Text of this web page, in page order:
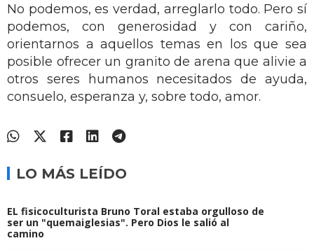
No podemos, es verdad, arreglarlo todo. Pero sí
podemos, con generosidad y con cariño,
orientarnos a aquellos temas en los que sea
posible ofrecer un granito de arena que alivie a
otros seres humanos necesitados de ayuda,
consuelo, esperanza y, sobre todo, amor.
LO MÁS LEÍDO
EL fisicoculturista Bruno Toral estaba orgulloso de
ser un "quemaiglesias". Pero Dios le salió al
camino